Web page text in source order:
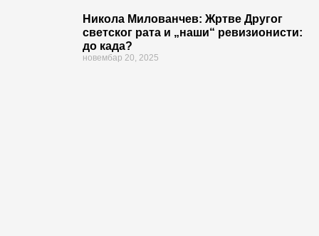
Никола Милованчев: Жртве Другог
светског рата и „наши“ ревизионисти:
до када?
новембар 20, 2025